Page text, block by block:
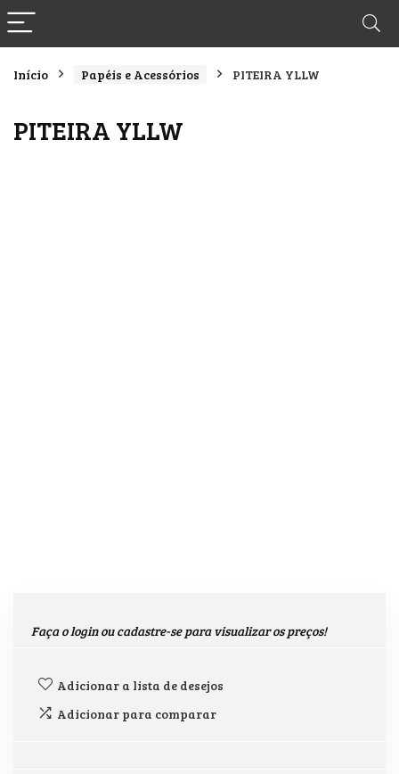
Início Papéis e Acessórios PITEIRA YLLW
PITEIRA YLLW
Faça o login ou cadastre-se para visualizar os preços!
Adicionar a lista de desejos
Adicionar para comparar